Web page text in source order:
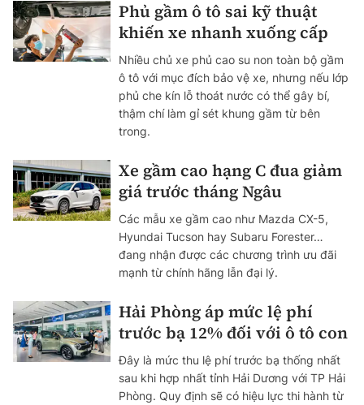
Phủ gầm ô tô sai kỹ thuật
khiến xe nhanh xuống cấp
Nhiều chủ xe phủ cao su non toàn bộ gầm
ô tô với mục đích bảo vệ xe, nhưng nếu lớp
phủ che kín lỗ thoát nước có thể gây bí,
thậm chí làm gỉ sét khung gầm từ bên
trong.
Xe gầm cao hạng C đua giảm
giá trước tháng Ngâu
Các mẫu xe gầm cao như Mazda CX-5,
Hyundai Tucson hay Subaru Forester…
đang nhận được các chương trình ưu đãi
mạnh từ chính hãng lẫn đại lý.
Hải Phòng áp mức lệ phí
trước bạ 12% đối với ô tô con
Đây là mức thu lệ phí trước bạ thống nhất
sau khi hợp nhất tỉnh Hải Dương với TP Hải
Phòng. Quy định sẽ có hiệu lực thi hành từ